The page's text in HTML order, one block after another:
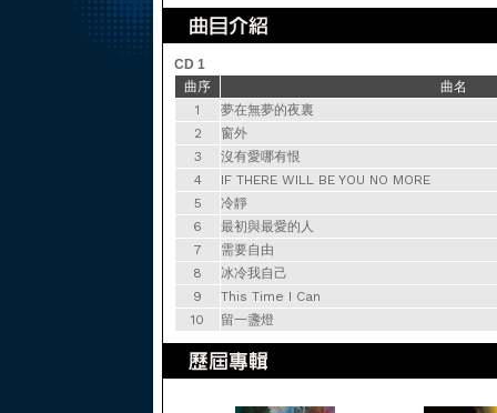
CD 1
曲序
曲名
1
夢在無夢的夜裏
2
窗外
3
沒有愛哪有恨
4
IF THERE WILL BE YOU NO MORE
5
冷靜
6
最初與最愛的人
7
需要自由
8
冰冷我自己
9
This Time I Can
10
留一盞燈